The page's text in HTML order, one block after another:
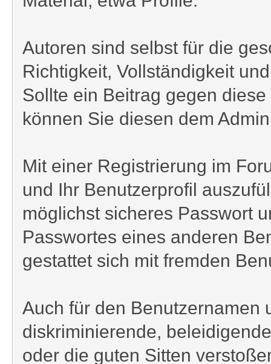
Autoren sind selbst für die
Richtigkeit, Vollständigkeit
Sollte ein Beitrag gegen
können Sie diesen dem
Mit einer Registrierung im
und Ihr Benutzerprofil
möglichst sicheres Passwort
Passwortes eines anderen
gestattet sich mit fremden
Auch für den Benutzernamen
diskriminierende,
oder die guten Sitten